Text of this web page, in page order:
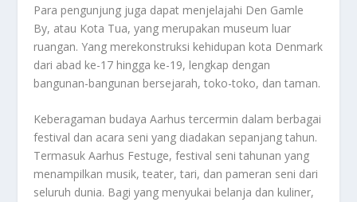
Para pengunjung juga dapat menjelajahi Den Gamle
By, atau Kota Tua, yang merupakan museum luar
ruangan. Yang merekonstruksi kehidupan kota Denmark
dari abad ke-17 hingga ke-19, lengkap dengan
bangunan-bangunan bersejarah, toko-toko, dan taman.
Keberagaman budaya Aarhus tercermin dalam berbagai
festival dan acara seni yang diadakan sepanjang tahun.
Termasuk Aarhus Festuge, festival seni tahunan yang
menampilkan musik, teater, tari, dan pameran seni dari
seluruh dunia. Bagi yang menyukai belanja dan kuliner,